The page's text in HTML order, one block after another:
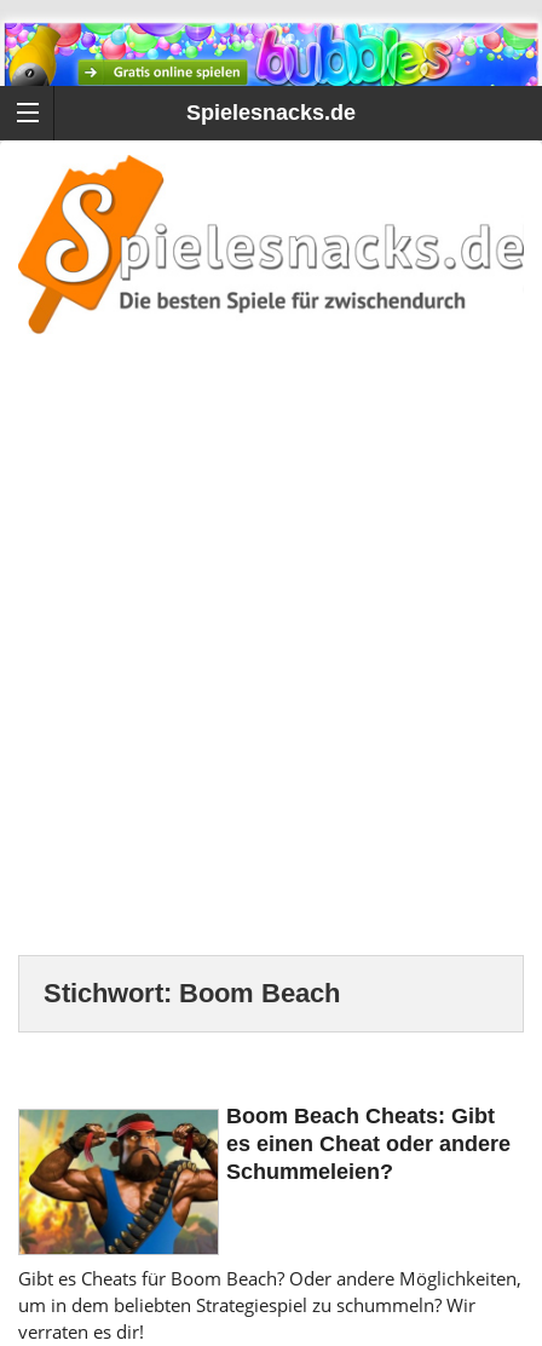
Spielesnacks.de
Stichwort: Boom Beach
Boom Beach Cheats: Gibt
es einen Cheat oder andere
Schummeleien?
Gibt es Cheats für Boom Beach? Oder andere Möglichkeiten,
um in dem beliebten Strategiespiel zu schummeln? Wir
verraten es dir!